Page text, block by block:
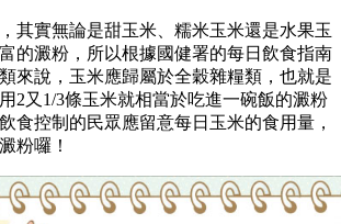
其實無論是甜玉米、糯米玉米還是水果玉
的澱粉，所以根據國健署的每日飲食指南
來說，玉米應歸屬於全穀雜糧類，也就是
2又1/3條玉米就相當於吃進一碗飯的澱粉
食控制的民眾應留意每日玉米的食用量，
粉囉！